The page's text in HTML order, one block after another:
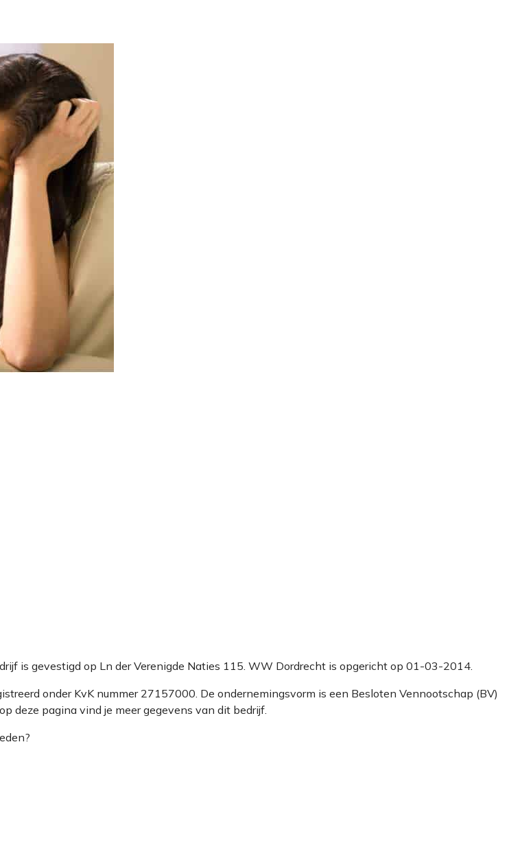
is gevestigd op Ln der Verenigde Naties 115. WW Dordrecht is opgericht op 01-03-2014.
onder KvK nummer 27157000. De ondernemingsvorm is een Besloten Vennootschap (BV)
deze pagina vind je meer gegevens van dit bedrijf.